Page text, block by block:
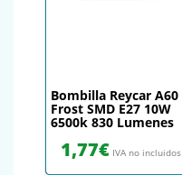
Bombilla Reycar A60
Frost SMD E27 10W
6500k 830 Lumenes
1,77€ IVA no incluidos